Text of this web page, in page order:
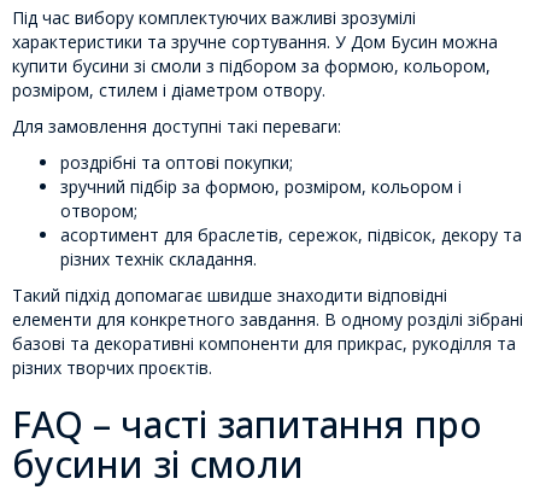
Під час вибору комплектуючих важливі зрозумілі
характеристики та зручне сортування. У Дом Бусин можна
купити бусини зі смоли з підбором за формою, кольором,
розміром, стилем і діаметром отвору.
Для замовлення доступні такі переваги:
роздрібні та оптові покупки;
зручний підбір за формою, розміром, кольором і
отвором;
асортимент для браслетів, сережок, підвісок, декору та
різних технік складання.
Такий підхід допомагає швидше знаходити відповідні
елементи для конкретного завдання. В одному розділі зібрані
базові та декоративні компоненти для прикрас, рукоділля та
різних творчих проєктів.
FAQ – часті запитання про
бусини зі смоли